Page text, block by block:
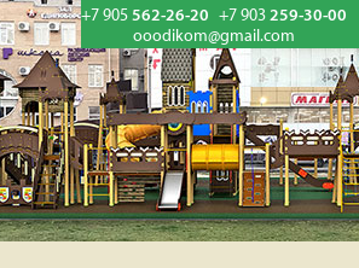
+7 905 562-26-20 +7 903 259-30-00
ooodikom@gmail.com